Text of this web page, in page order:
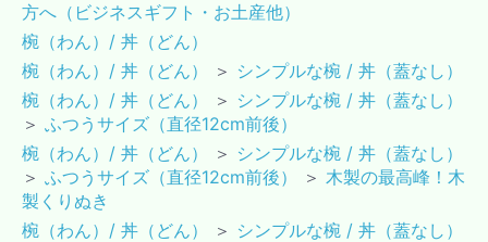
方へ（ビジネスギフト・お土産他）
椀（わん）/ 丼（どん）
椀（わん）/ 丼（どん）
＞ シンプルな椀 / 丼（蓋なし）
椀（わん）/ 丼（どん）
＞ シンプルな椀 / 丼（蓋なし）
＞ ふつうサイズ（直径12cm前後）
椀（わん）/ 丼（どん）
＞ シンプルな椀 / 丼（蓋なし）
＞ ふつうサイズ（直径12cm前後） ＞ 木製の最高峰！木
製くりぬき
椀（わん）/ 丼（どん）
＞ シンプルな椀 / 丼（蓋なし）